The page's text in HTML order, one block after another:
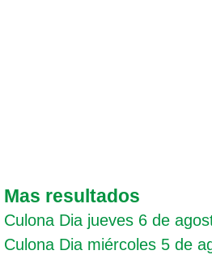
Mas resultados
Culona Dia jueves 6 de
Culona Dia miércoles 5 de